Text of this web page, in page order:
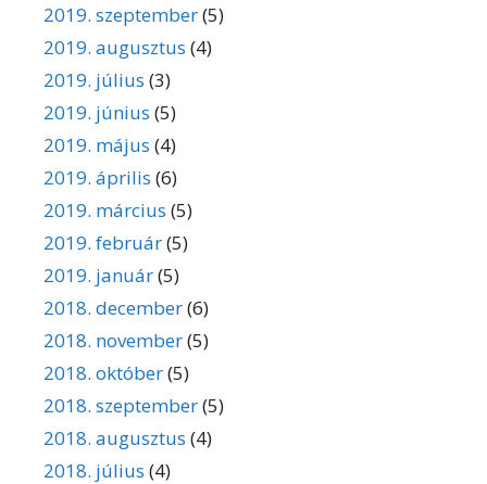
2019. szeptember(5)
2019. augusztus (4)
2019. július (3)
2019. június (5)
2019. május (4)
2019. április (6)
2019. március (5)
2019. február(5)
2019. január(5)
2018. december(6)
2018. november(5)
2018. október(5)
2018. szeptember(5)
2018. augusztus (4)
2018. július (4)